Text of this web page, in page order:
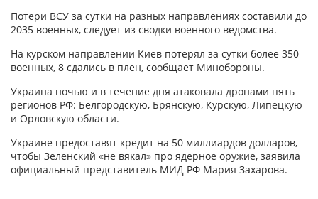
Потери ВСУ за сутки на разных направлениях составили до
2035 военных, следует из сводки военного ведомства.
На курском направлении Киев потерял за сутки более 350
военных, 8 сдались в плен, сообщает Минобороны.
Украина ночью и в течение дня атаковала дронами пять
регионов РФ: Белгородскую, Брянскую, Курскую, Липецкую
и Орловскую области.
Украине предоставят кредит на 50 миллиардов долларов,
чтобы Зеленский «не вякал» про ядерное оружие, заявила
официальный представитель МИД РФ Мария Захарова.